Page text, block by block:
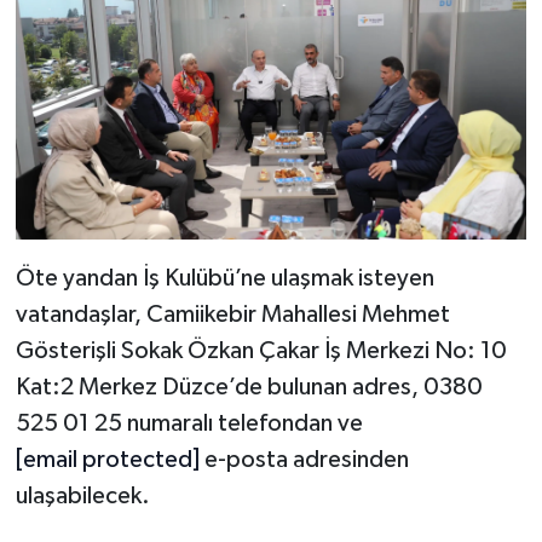
Öte yandan İş Kulübü’ne ulaşmak isteyen
vatandaşlar, Camiikebir Mahallesi Mehmet
Gösterişli Sokak Özkan Çakar İş Merkezi No: 10
Kat:2 Merkez Düzce’de bulunan adres, 0380
525 01 25 numaralı telefondan ve
[email protected]
e-posta adresinden
ulaşabilecek.